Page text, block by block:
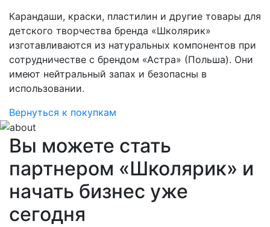
Карандаши, краски, пластилин и другие товары для
детского творчества бренда «Школярик»
изготавливаются из натуральных компонентов при
сотрудничестве с брендом «Астра» (Польша). Они
имеют нейтральный запах и безопасны в
использовании.
Вернуться к покупкам
Вы можете стать
партнером «Школярик» и
начать бизнес уже
сегодня